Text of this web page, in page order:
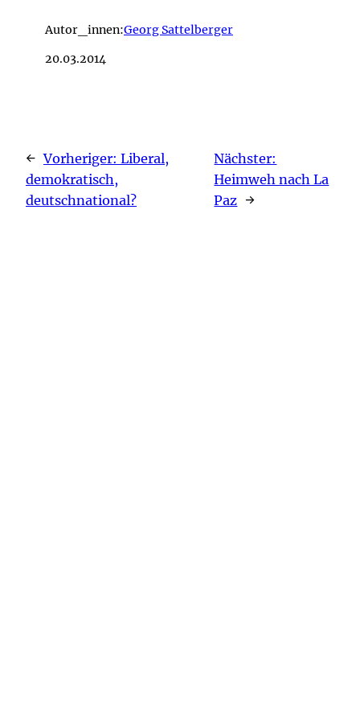
Autor_innen:Georg Sattelberger
20.03.2014
← Vorheriger: Liberal,
demokratisch,
deutschnational?
Nächster:
Heimweh nach La
Paz →